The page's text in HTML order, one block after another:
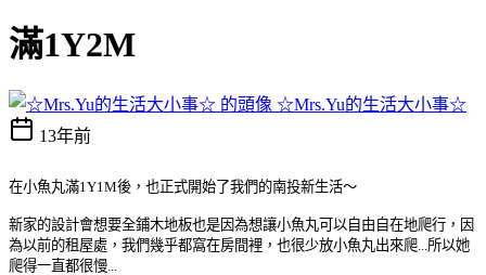
滿1Y2M
☆Mrs.Yu的生活大小事☆
13年前
在小魚丸滿1Y1M後，也正式開始了我們的南投新生活～
新家的設計會想要全鋪木地板也是因為想讓小魚丸可以自由自在地爬行，因
為以前的租屋處，我們幾乎都窩在房間裡，也很少放小魚丸出來爬...所以她
爬得一直都很慢...